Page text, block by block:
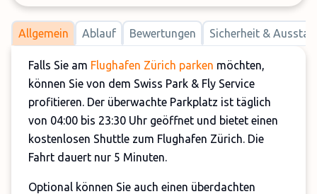
Allgemein Ablauf Bewertungen Sicherheit &
Falls Sie am Flughafen Zürich parken möchten,
können Sie von dem Swiss Park & Fly Service
profitieren. Der überwachte Parkplatz ist täglich
von 04:00 bis 23:30 Uhr geöffnet und bietet einen
kostenlosen Shuttle zum Flughafen Zürich. Die
Fahrt dauert nur 5 Minuten.
Optional können Sie auch einen überdachten